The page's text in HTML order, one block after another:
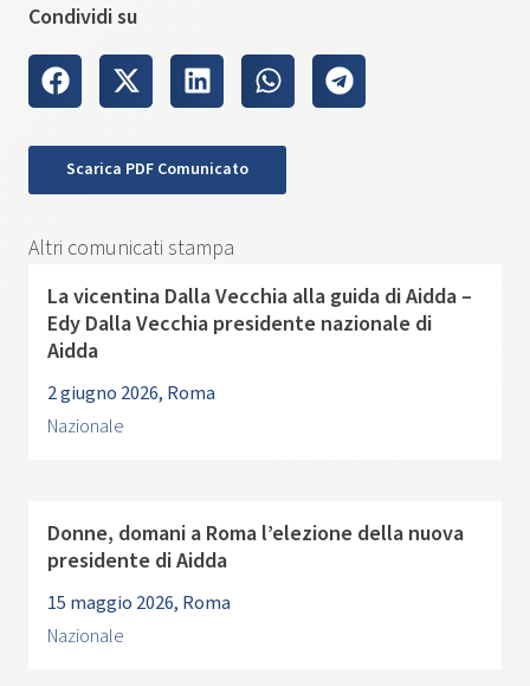
Condividi su
Scarica PDF Comunicato
Altri comunicati stampa
La vicentina Dalla Vecchia alla guida di Aidda –
Edy Dalla Vecchia presidente nazionale di
Aidda
2 giugno 2026, Roma
Nazionale
Donne, domani a Roma l’elezione della nuova
presidente di Aidda
15 maggio 2026, Roma
Nazionale